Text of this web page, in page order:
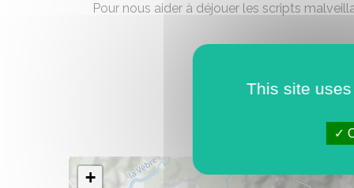
Pour nous aider à déjouer les scripts
+
This site